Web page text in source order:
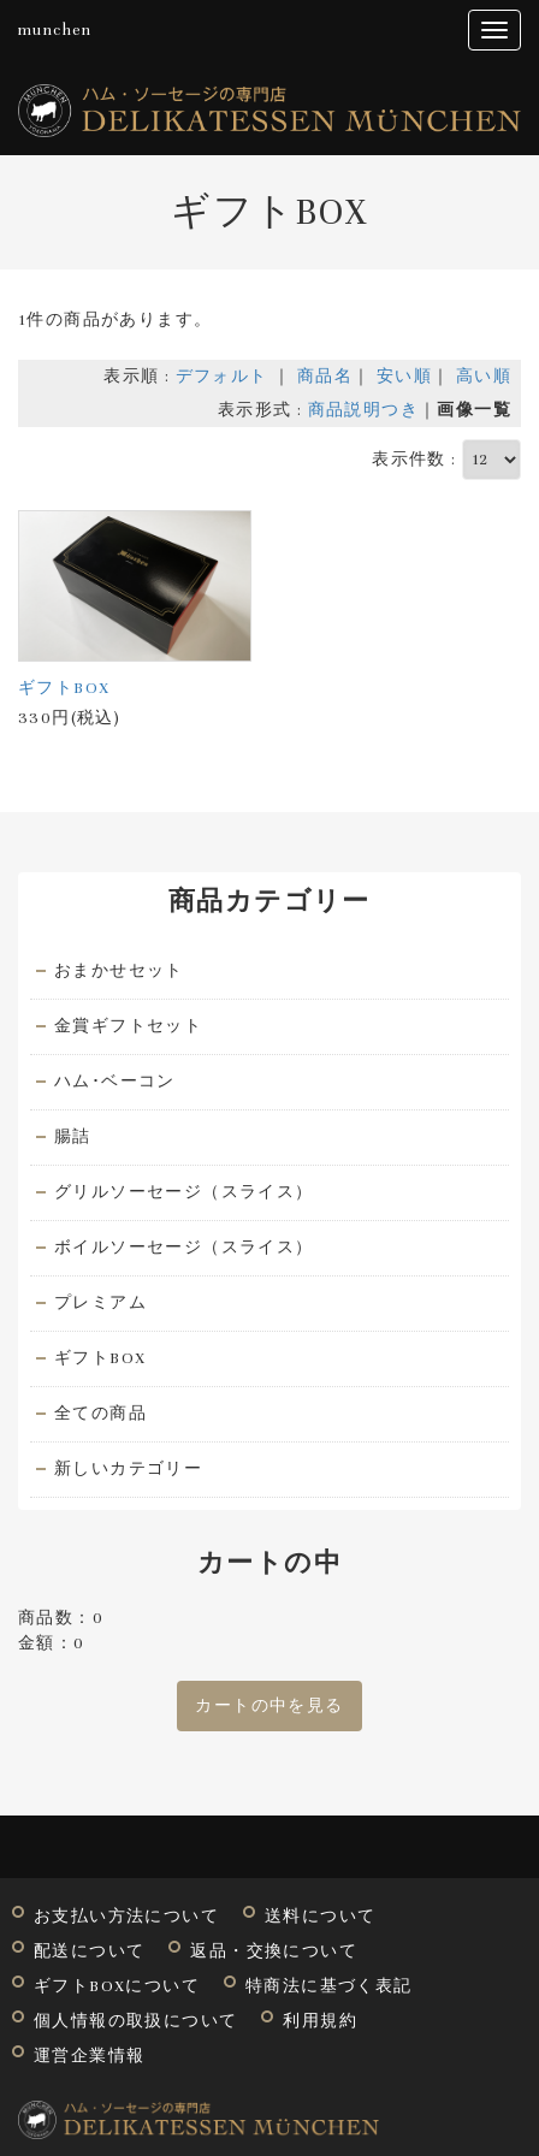
munchen
ギフトBOX
1件の商品があります。
表示順 : デフォルト 商品名 安い順
高い順
表示形式 : 商品説明つき 画像一覧
表示件数 :
ギフトBOX
330円(税込)
商品カテゴリー
おまかせセット
金賞ギフトセット
ハム･ベーコン
腸詰
グリルソーセージ（スライス）
ボイルソーセージ（スライス）
プレミアム
ギフトBOX
全ての商品
新しいカテゴリー
カートの中
商品数：0
金額：0
カートの中を見る
お支払い方法について
送料について
配送について
返品・交換について
ギフトBOXについて
特商法に基づく表記
個人情報の取扱について
利用規約
運営企業情報